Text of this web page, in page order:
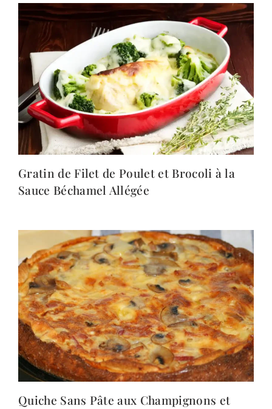
Gratin de Filet de Poulet et Brocoli à la
Sauce Béchamel Allégée
Quiche Sans Pâte aux Champignons et